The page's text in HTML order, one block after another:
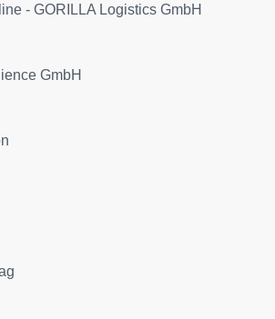
- GORILLA Logistics GmbH
GmbH